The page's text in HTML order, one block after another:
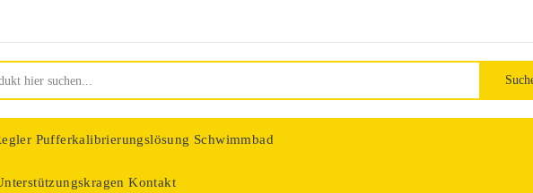
Pufferkalibrierungslösung Schwimmbad
Kontakt